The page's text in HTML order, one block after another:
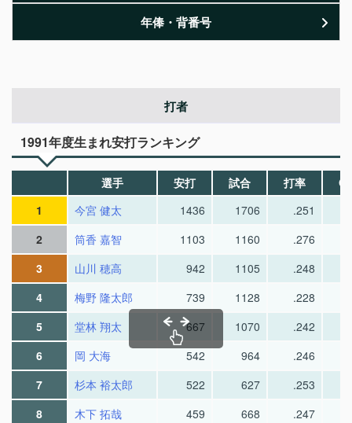
年俸・背番号
打者
1991年度生まれ安打ランキング
選手 安打 試合 打率
1
今宮 健太 1436 1706 .251
2
筒香 嘉智 1103 1160 .276
3
山川 穂高 942 1105 .248
4
梅野 隆太郎 739 1128 .228
5
堂林 翔太 667 1070 .242
6
岡 大海 542 964 .246
7
杉本 裕太郎 522 627 .253
8
木下 拓哉 459 668 .247